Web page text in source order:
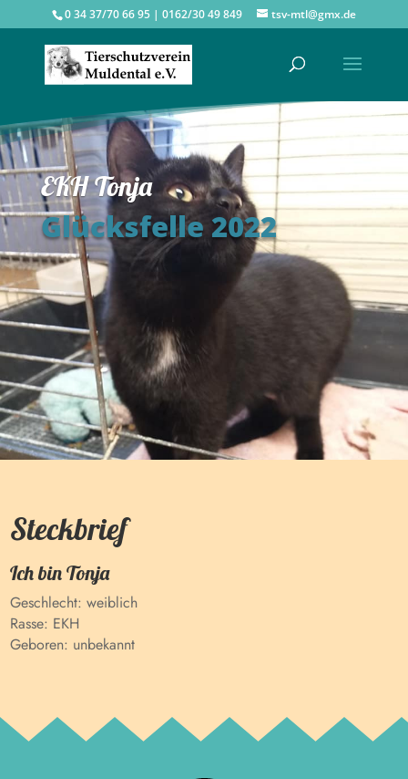
0 34 37/70 66 95 | 0162/30 49 849 tsv-mtl@gmx.de
EKH Tonja
Glücksfelle 2022
Steckbrief
Ich binTonja
Geschlecht:weiblich
Rasse: EKH
Geboren: unbekannt